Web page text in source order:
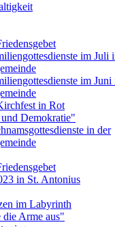
im Juli
im Juni
in Rot
Demokratie"
in der
in St. Antonius
im Labyrinth
Arme aus"